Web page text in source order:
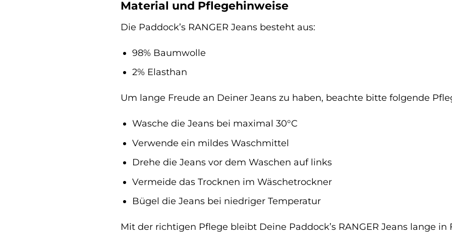
Material und Pflegehinweise
Die Paddock’s RANGER Jeans besteht aus:
98% Baumwolle
2% Elasthan
Um lange Freude an Deiner Jeans zu haben, beachte bitte folgende
Wasche die Jeans bei maximal 30°C
Verwende ein mildes Waschmittel
Drehe die Jeans vor dem Waschen auf links
Vermeide das Trocknen im Wäschetrockner
Bügel die Jeans bei niedriger Temperatur
Mit der richtigen Pflege bleibt Deine Paddock’s RANGER Jeans lange in